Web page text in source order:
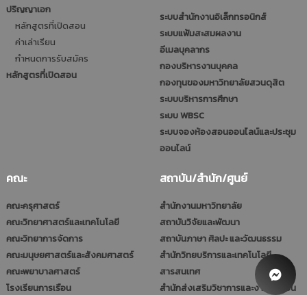
ปริญญาเอก
หลักสูตรที่เปิดสอน
ค่าเล่าเรียน
กำหนดการรับสมัคร
หลักสูตรที่เปิดสอน
ระบบสำนักงานอิเล็กทรอนิกส์
ระบบแฟ้มสะสมผลงาน
อีเมลบุคลากร
กองบริหารงานบุคคล
กองทุนของมหาวิทยาลัยสวนดุสิต
ระบบบริหารการศึกษา
ระบบ WBSC
ระบบจองห้องสอนออนไลน์และประชุม
ออนไลน์
คณะ
คณะครุศาสตร์
คณะวิทยาศาสตร์และเทคโนโลยี
คณะวิทยาการจัดการ
คณะมนุษยศาสตร์และสังคมศาสตร์
คณะพยาบาลศาสตร์
โรงเรียนการเรือน
สถาบัน/สำนัก/ศูนย์
สำนักงานมหาวิทยาลัย
สถาบันวิจัยและพัฒนา
สถาบันภาษา ศิลปะ และวัฒนธรรม
สำนักวิทยบริการและเทคโนโลยี
สารสนเทศ
สำนักส่งเสริมวิชาการและงานทะเบียน